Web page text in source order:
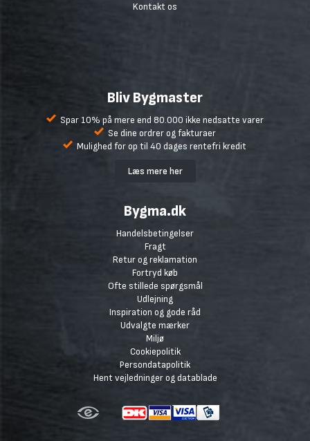
Kontakt os
Bliv Bygmaster
Spar 10% på mere end 80.000 ikke nedsatte varer
Se dine ordrer og fakturaer
Mulighed for op til 40 dages rentefri kredit
Læs mere her
Bygma.dk
Handelsbetingelser
Fragt
Retur og reklamation
Fortryd køb
Ofte stillede spørgsmål
Udlejning
Inspiration og gode råd
Udvalgte mærker
Miljø
Cookiepolitik
Persondatapolitik
Hent vejledninger og datablade